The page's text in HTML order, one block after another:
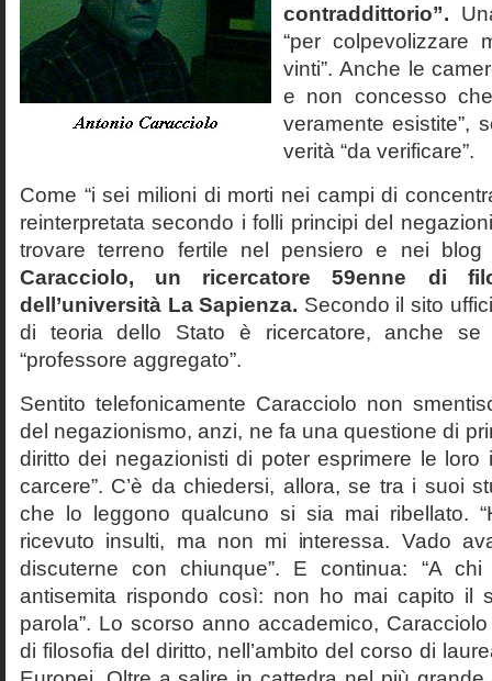
contraddittorio”.
“per colpevolizzare
vinti”. Anche le
e non concesso
veramente esistite”,
verità “da verificare”.
Come “i sei milioni di morti nei campi di
reinterpretata secondo i folli principi del
trovare terreno fertile nel pensiero e nei
Caracciolo, un ricercatore 59enne di
dell’università La Sapienza. Secondo il sito
di teoria dello Stato è ricercatore, anche
“professore aggregato”.
Sentito telefonicamente Caracciolo non
del negazionismo, anzi, ne fa una questione di
diritto dei negazionisti di poter esprimere le loro
carcere”. C’è da chiedersi, allora, se tra i suoi
che lo leggono qualcuno si sia mai ribellato.
ricevuto insulti, ma non mi interessa. Vado
discuterne con chiunque”. E continua: “A
antisemita rispondo così: non ho mai capito il
parola”. Lo scorso anno accademico,
di filosofia del diritto, nell’ambito del corso di